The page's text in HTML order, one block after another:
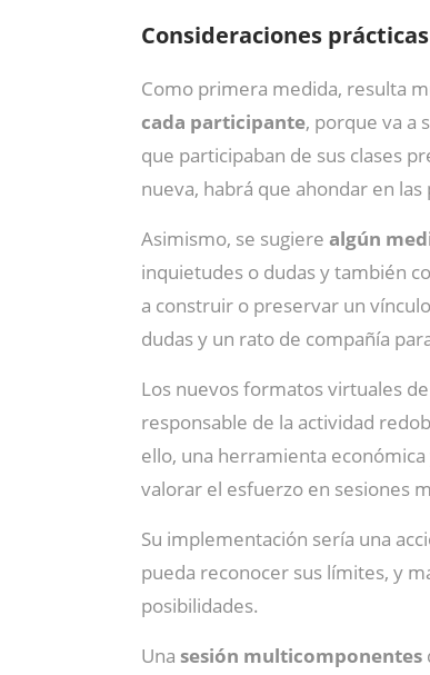
Consideraciones prácticas
Como primera medida, resulta
cada participante, porque va a
que participaban de sus clases
nueva, habrá que ahondar en
Asimismo, se sugiere algún
inquietudes o dudas y también
a construir o preservar un
dudas y un rato de compañía
Los nuevos formatos virtuales
responsable de la actividad
ello, una herramienta
valorar el esfuerzo en sesiones
Su implementación sería una
pueda reconocer sus límites, y
posibilidades.
Una sesión multicomponentes